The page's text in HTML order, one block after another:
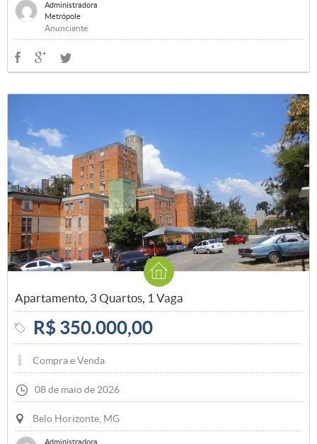
Administradora
Metrópole
Anunciante
Apartamento, 3 Quartos, 1 Vaga
R$ 350.000,00
Compra e Venda
08 de maio de 2026
Belo Horizonte, MG
Administradora